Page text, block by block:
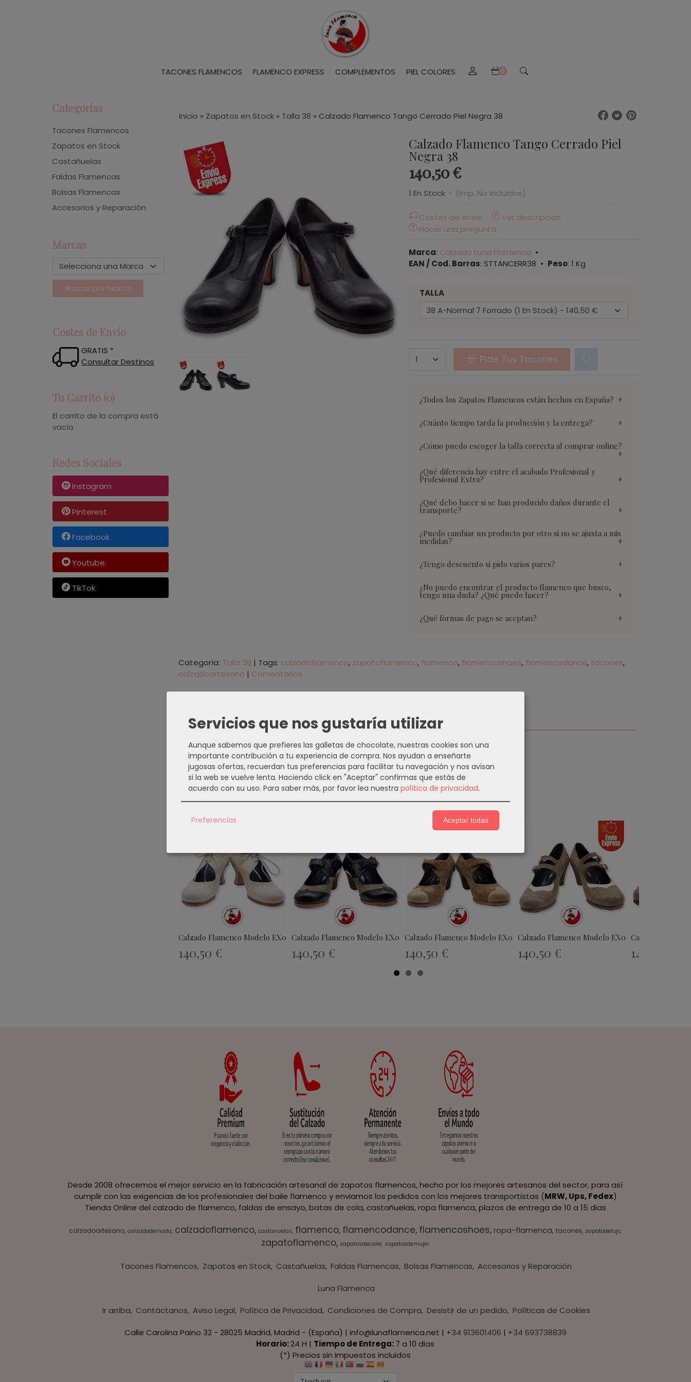
TACONES FLAMENCOS FLAMENCO EXPRESS COMPLEMENTOS PIEL COLORES 0
Categorías
Tacones Flamencos
Zapatos en Stock
Castañuelas
Faldas Flamencas
Bolsas Flamencas
Accesorios y Reparación
Marcas
Costes de Envío
GRATIS *
Consultar Destinos
Tu Carrito (0)
El carrito de la compra está
vacío
Redes Sociales
Instagram
Pinterest
Facebook
Youtube
TikTok
Inicio » Zapatos en Stock» Talla 38 » Calzado Flamenco Tango Cerrado Piel Negra 38
Calzado Flamenco Tango Cerrado Piel
Negra 38
140,50 €
1 En Stock - (Imp. No Incluidos)
Costes de envío
Ver descripción
Hacer una pregunta
Marca: Calzado Luna Flamenca •
EAN / Cod. Barras: STTANCERR38 • Peso: 1 Kg
TALLA
Pide Tus Tacones
¿Todos los Zapatos Flamencos están hechos en España?
¿Cuánto tiempo tarda la producción y la entrega?
¿Cómo puedo escoger la talla correcta al comprar online?
¿Qué diferencia hay entre el acabado Profesional y
Profesional Extra?
¿Qué debo hacer si se han producido daños durante el
transporte?
¿Puedo cambiar un producto por otro si no se ajusta a mis
medidas?
¿Tengo descuento si pido varios pares?
¿No puedo encontrar el producto flamenco que busco,
tengo una duda? ¿Qué puedo hacer?
¿Qué formas de pago se aceptan?
Categoría: Talla 38 | Tags: calzadoflamenco zapatoflamenco flamenco flamencoshoes flamencodance tacones
calzadoartesano | Comentarios
DESCRIPCIÓN COMENTARIOS
Calzado Flamenco Tango Cerrado Piel Negra
Calzado Flamenco Modelo EX035
140,50 €
Calzado Flamenco Modelo EX046
140,50 €
Calzado Flamenco Modelo EX049
140,50 €
Calzado Flamenco Modelo EX080
140,50 €
Calzado
140,50 €
Desde 2008 ofrecemos el mejor servicio en la fabricación artesanal de zapatos flamencos, hecho por los mejores artesanos del sector, para así
cumplir con las exigencias de los profesionales del baile flamenco y enviamos los pedidos con los mejores transportistas (MRW, Ups, Fedex)
Tienda Online del calzado de flamenco, faldas de ensayo, batas de cola, castañuelas, ropa flamenca, plazos de entrega de 10 a 15 dias
calzadoartesano calzadodemoda calzadoflamenco castanuelas flamenco flamencodance flamencoshoes ropa-flamenca tacones zapatodelujo
zapatoflamenco zapatosdecalle zapatosdemujer
Tacones Flamencos Zapatos en Stock Castañuelas Faldas Flamencas Bolsas Flamencas Accesorios y Reparación
Luna Flamenca
Ir arriba Contáctanos Aviso Legal Política de Privacidad Condiciones de Compra Desistir de un pedido Políticas de Cookies
Calle Carolina Paino 32 - 28025 Madrid, Madrid - (España) | info@lunaflamenca.net | +34 913601406 | +34 693738839
Horario:24 H | Tiempo de Entrega:7 a 10 dias
(*) Precios sin Impuestos incluidos
Servicios que nos gustaría utilizar
Aunque sabemos que prefieres las galletas de chocolate, nuestras cookies son una
importante contribución a tu experiencia de compra. Nos ayudan a enseñarte
jugosas ofertas, recuerdan tus preferencias para facilitar tu navegación y nos avisan
si la web se vuelve lenta. Haciendo click en "Aceptar" confirmas que estás de
acuerdo con su uso. Para saber más, por favor lea nuestra política de privacidad.
Preferencias Aceptar todas